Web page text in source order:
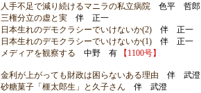
人手不足で減り続けるマニラの私立病院色平 哲郎
三権分立の虚と実伴 正一
日本生れのデモクラシーでいけないか(2)伴 正一
日本生れのデモクラシーでいけないか(1)伴 正一
メディアを観察する 中野 有【1100号】
金利が上がっても財政は困らないある理由 伴 武澄
砂糖菓子「榧太郎生」と久子さん 伴 武澄